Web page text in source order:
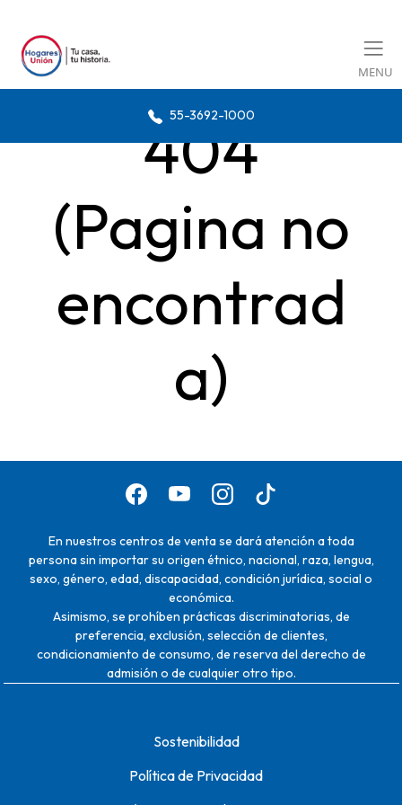
MENU
55-3692-1000
404
(Pagina no
encontrad
a)
En nuestros centros de venta se dará atención a toda
persona sin importar su origen étnico, nacional, raza, lengua,
sexo, género, edad, discapacidad, condición jurídica, social o
económica.
Asimismo, se prohíben prácticas discriminatorias, de
preferencia, exclusión, selección de clientes,
condicionamiento de consumo, de reserva del derecho de
admisión o de cualquier otro tipo.
Sostenibilidad
Política de Privacidad